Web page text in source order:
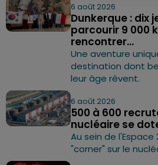
6 août 2026
Dunkerque : dix
parcourir 9 000
rencontrer...
Une aventure
destination dont
leur âge rêvent.
6 août 2026
500 à 600
nucléaire se
Au sein de l'Espace
"corner" sur le